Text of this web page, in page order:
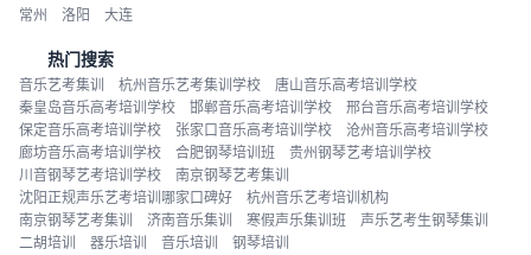
常州
洛阳 大连
热门搜索
音乐艺考集训 杭州音乐艺考集训学校
唐山音乐高考培训学校
秦皇岛音乐高考培训学校
邯郸音乐高考培训学校
邢台音乐高考培训学校
保定音乐高考培训学校
张家口音乐高考培训学校
沧州音乐高考培训学校
廊坊音乐高考培训学校
合肥钢琴培训班
贵州钢琴艺考培训学校
川音钢琴艺考培训学校
南京钢琴艺考集训
沈阳正规声乐艺考培训哪家口碑好
杭州音乐艺考培训机构
南京钢琴艺考集训
济南音乐集训 寒假声乐集训班
声乐艺考生钢琴集训
二胡培训
器乐培训 音乐培训 钢琴培训